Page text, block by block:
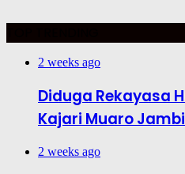
2 weeks ago
Diduga Rekayasa
Kajari Muaro
2 weeks ago